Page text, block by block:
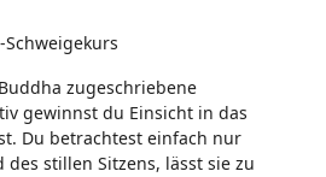
zugeschriebene
gewinnst du Einsicht in das
Du betrachtest einfach nur
stillen Sitzens, lässt sie zu